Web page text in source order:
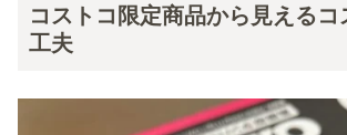
コストコ限定商品から見えるコ
工夫